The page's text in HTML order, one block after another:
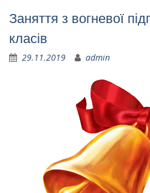
Заняття з вогневої
класів
29.11.2019 admin